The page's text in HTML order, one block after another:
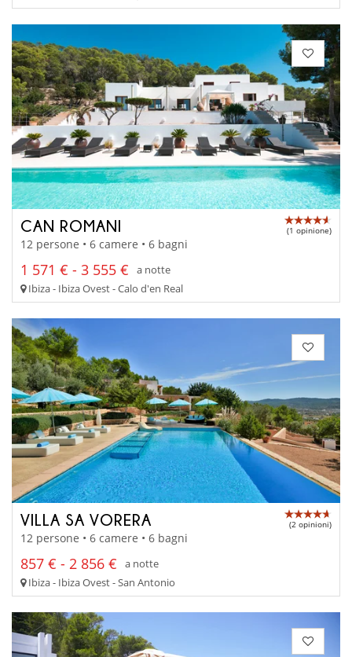
CAN ROMANI (1 opinione)
12 persone • 6 camere • 6 bagni
1 571 € - 3 555 €
a notte
Ibiza - Ibiza Ovest - Calo d'en Real
VILLA SA VORERA (2 opinioni)
12 persone • 6 camere • 6 bagni
857 € - 2 856 €
a notte
Ibiza - Ibiza Ovest - San Antonio